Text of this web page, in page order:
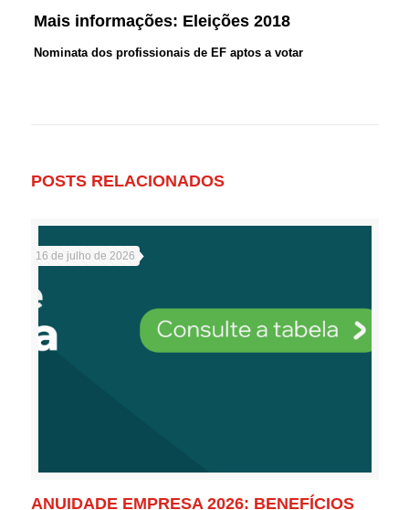
Mais informações: Eleições 2018
Nominata dos profissionais de EF aptos a votar
POSTS RELACIONADOS
16 de julho de 2026
ANUIDADE EMPRESA 2026: BENEFÍCIOS